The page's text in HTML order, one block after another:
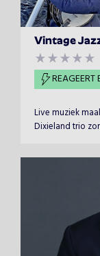
Vintage
REAGEERT
Live muziek
Dixieland trio